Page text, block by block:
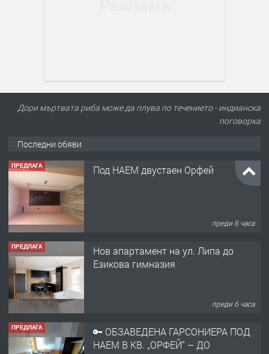
Дори мъртвата риба може да плува по течението - индианска
поговорка
Последни обяви
ПРЕДЛАГА
Нов апартамент на ул. Липа до
преди 6 часа
ПРЕДЛАГА
🔑 ОБЗАВЕДЕНА ГАРСОНИЕРА ПОД
НАЕМ В КВ. „ОРФЕЙ“ – ДО
преди 1 ден
ПРЕДЛАГА
НАПЪЛНО ОБЗАВЕДЕН И
ОБОРУДВАН ТРИСТАЕН